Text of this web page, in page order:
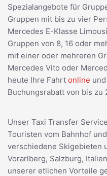
Spezialangebote für
Gruppen mit bis zu vier
Mercedes E-Klasse
Gruppen von 8, 16 oder
mit einer oder mehreren
Mercedes Vito oder
heute Ihre Fahrt online
Buchungsrabatt von bis zu
Unser Taxi Transfer
Touristen vom Bahnhof
verschiedene Skigebieten
Vorarlberg, Salzburg,
unserer etlichen Vorteile